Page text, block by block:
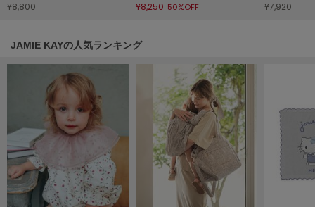
LeSportsac
LILY BROWN
LILY BROWN Lingerie
リリーブラウンランジェリー
LITTLE UNION TOKYO
リトルユニオン トウキョウ
made of Organics
メイドオブオーガニクス
¥8,800 ¥8,250 50%OFF ¥7,920
JAMIE KAYの人気ランキング